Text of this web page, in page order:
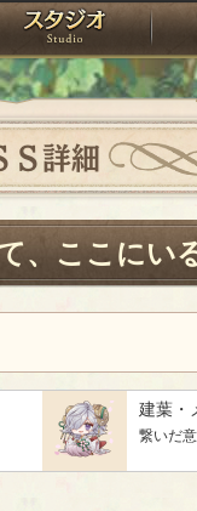
リエ スタ
Ｓ詳細
、ここにい
建葉・
繋いだ